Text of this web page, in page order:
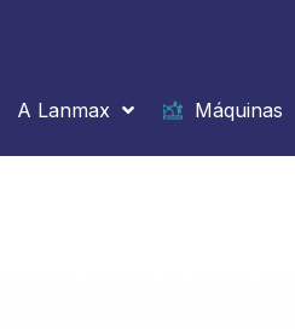
A Lanmax Máquinas